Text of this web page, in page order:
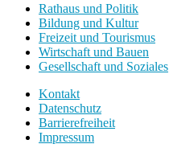
Rathaus und Politik
Bildung und Kultur
Freizeit und Tourismus
Wirtschaft und Bauen
Gesellschaft und Soziales
Kontakt
Datenschutz
Barrierefreiheit
Impressum